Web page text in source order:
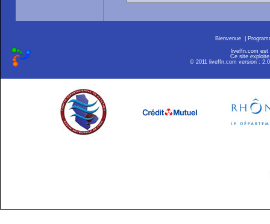
Bienvenue
liveffn.com est
Ce site
© 2011 liveffn.com version :